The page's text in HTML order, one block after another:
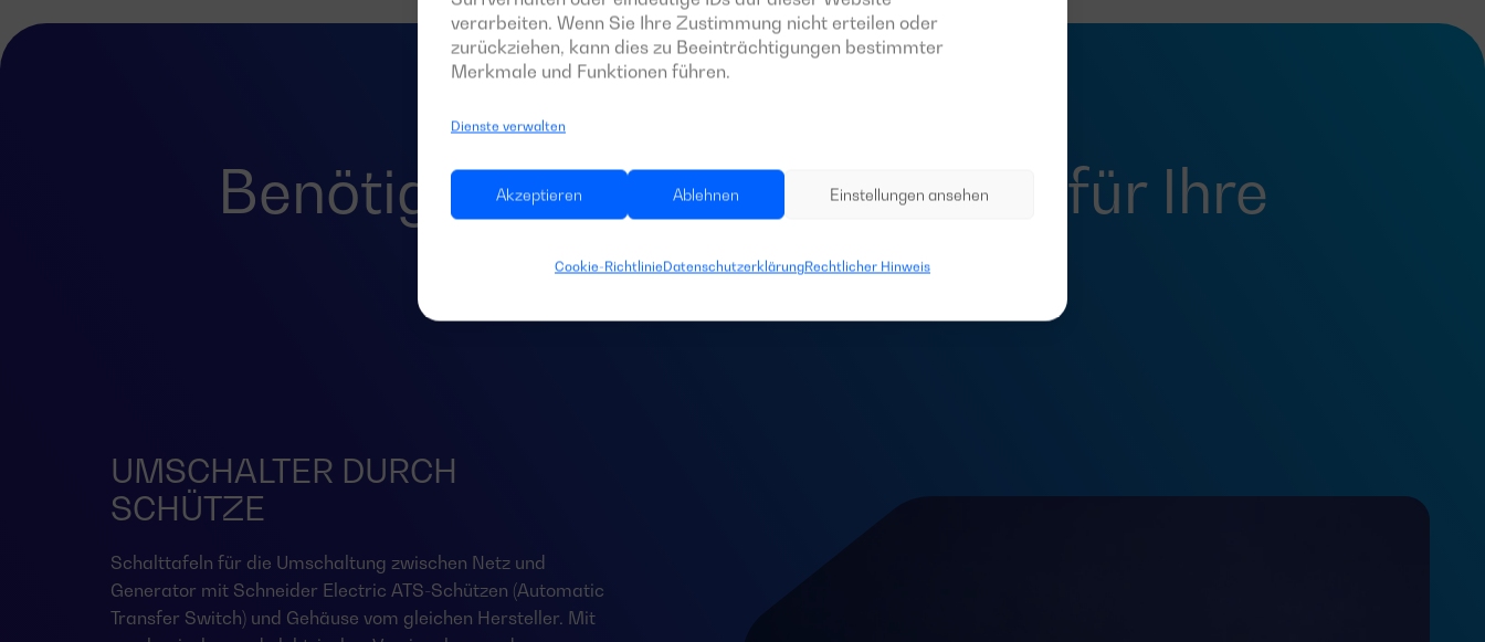
verarbeiten. Wenn Sie Ihre Zustimmung nicht erteilen oder
zurückziehen, kann dies zu Beeinträchtigungen bestimmter
Merkmale und Funktionen führen.
Dienste verwalten
Akzeptieren Ablehnen Einstellungen ansehen
Cookie-RichtlinieDatenschutzerklärungRechtlicher Hinweis
Benötigen Sie eineSchalttafel für Ihre
Anlage?
UMSCHALTER DURCH
SCHÜTZE
Schalttafeln für die Umschaltung zwischen Netz und
Generator mit Schneider Electric ATS-Schützen (Automatic
Transfer Switch) und Gehäuse vom gleichen Hersteller. Mit